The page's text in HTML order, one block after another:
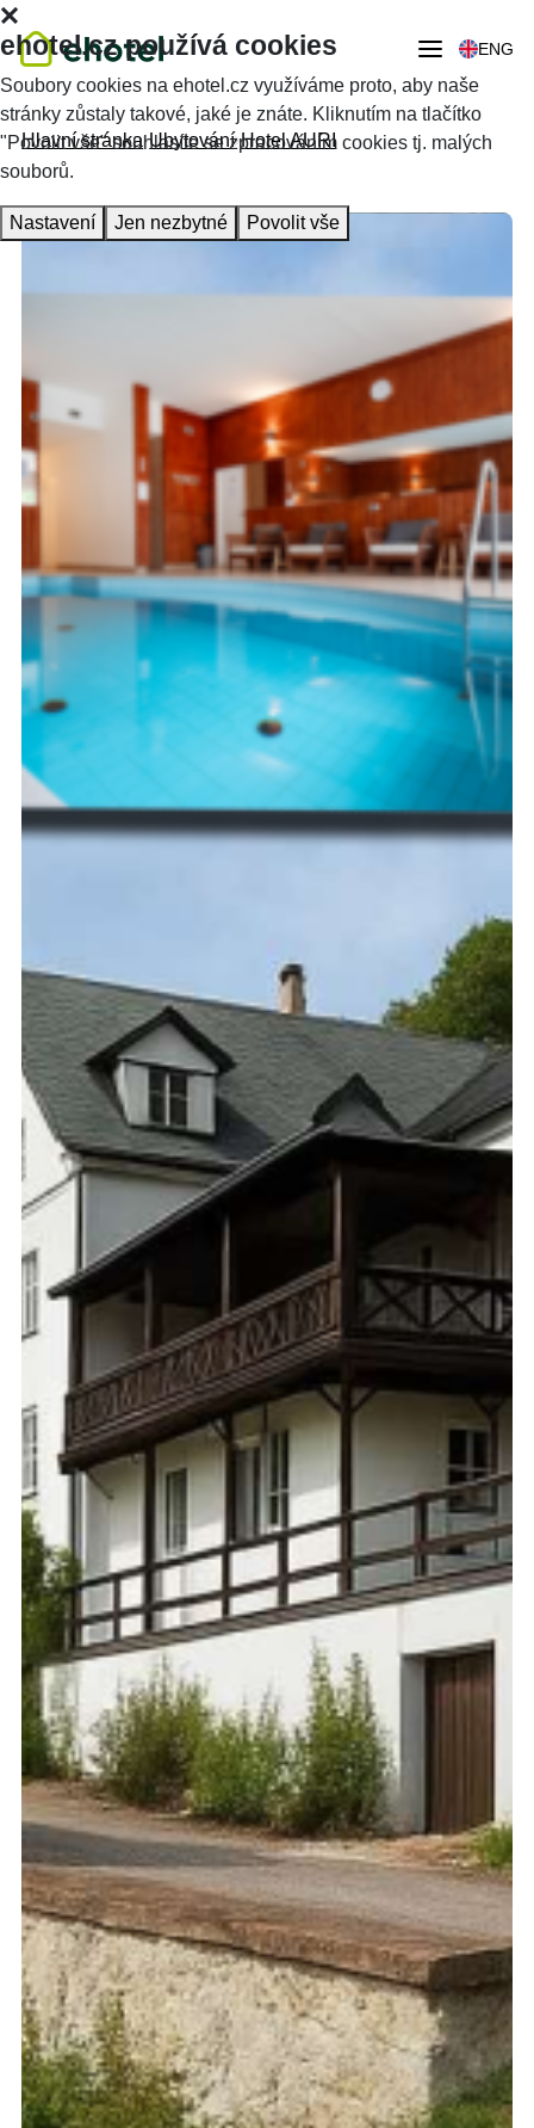
ENG
Hlavní stránka Ubytování Hotel AURI
ehotel.cz používá cookies
Soubory cookies na ehotel.cz využíváme proto, aby naše
stránky zůstaly takové, jaké je znáte. Kliknutím na tlačítko
"Povolit vše" souhlasíte se zpracováním cookies tj. malých
souborů.
Nastavení Jen nezbytné Povolit vše